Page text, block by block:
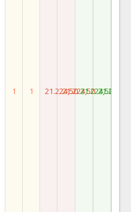
1 1 21.224,5021.224,5021.224,50